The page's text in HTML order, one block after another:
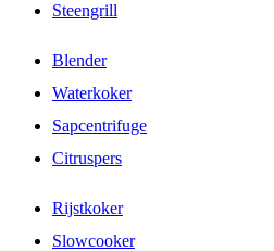
Steengrill
Blender
Waterkoker
Sapcentrifuge
Citruspers
Rijstkoker
Slowcooker